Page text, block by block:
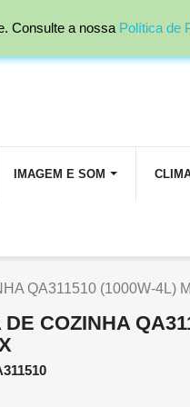
IMAGEM E SOM
QA311510 (1000W-4L)
COZINHA
Consulte a nossa Política de